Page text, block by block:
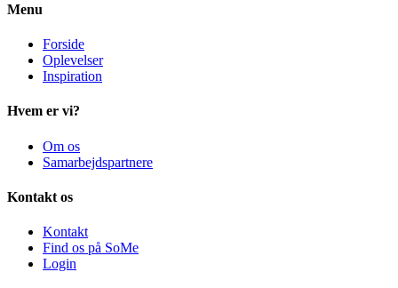
Menu
Forside
Oplevelser
Inspiration
Hvem er vi?
Om os
Samarbejdspartnere
Kontakt os
Kontakt
Find os på SoMe
Login